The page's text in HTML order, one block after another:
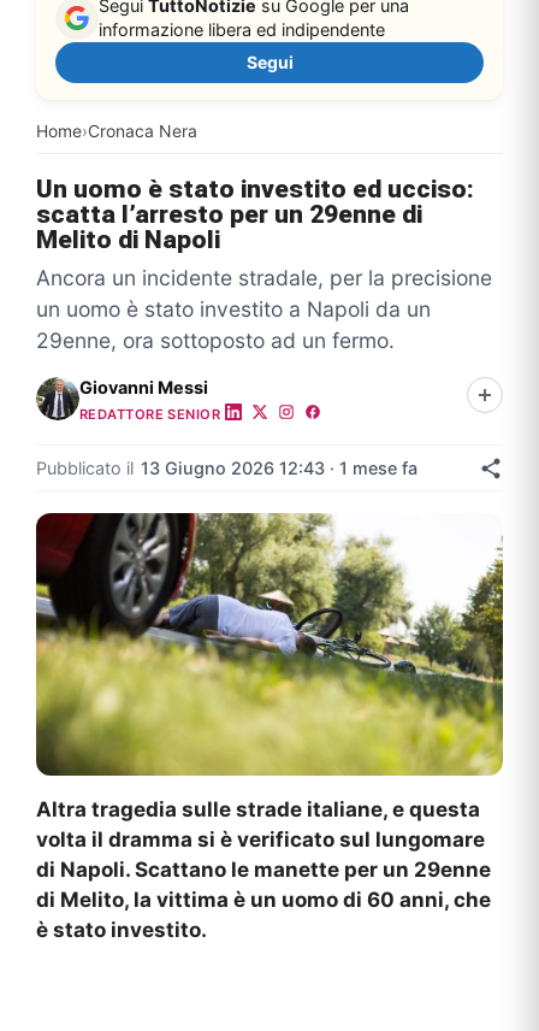
Home›Cronaca Nera
Segui TuttoNotizie su Google per una
informazione libera ed indipendente
Segui
Un uomo è stato investito ed ucciso:
scatta l’arresto per un 29enne di
Melito di Napoli
Ancora un incidente stradale, per la precisione
un uomo è stato investito a Napoli da un
29enne, ora sottoposto ad un fermo.
Giovanni Messi
REDATTORE SENIOR
Pubblicato il 13 Giugno 2026 12:43 · 1 mese fa
Altra tragedia sulle strade italiane, e questa
volta il dramma si è verificato sul lungomare
di Napoli. Scattano le manette per un 29enne
di Melito, la vittima è un uomo di 60 anni, che
è stato investito.